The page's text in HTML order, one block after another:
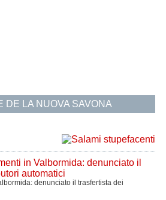
DE LA NUOVA SAVONA
denunciato il trasfertista dei